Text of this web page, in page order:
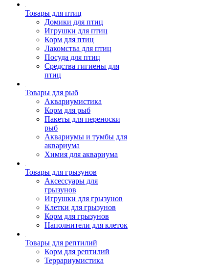
Товары для птиц
Домики для птиц
Игрушки для птиц
Корм для птиц
Лакомства для птиц
Посуда для птиц
Средства гигиены для
птиц
Товары для рыб
Аквариумистика
Корм для рыб
Пакеты для переноски
рыб
Аквариумы и тумбы для
аквариума
Химия для аквариума
Товары для грызунов
Аксессуары для
грызунов
Игрушки для грызунов
Клетки для грызунов
Корм для грызунов
Наполнители для клеток
Товары для рептилий
Корм для рептилий
Террариумистика